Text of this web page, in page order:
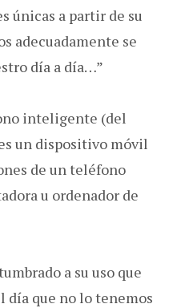
únicas a partir de su
adecuadamente se
día a día…”
inteligente (del
un dispositivo móvil
de un teléfono
u ordenador de
a su uso que
día que no lo tenemos